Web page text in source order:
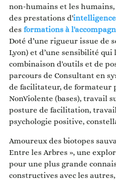
non-humains et les
des prestations d'
des formations à
Doté d’une rigueur issue de
Lyon) et d’une sensibilité
combinaison d'outils et de
parcours de Consultant en
de facilitateur, de formateur
NonViolente (bases), travail
posture de facilitation,
psychologie positive,
Amoureux des biotopes
Entre les Arbres », une
pour une plus grande
constructives avec les